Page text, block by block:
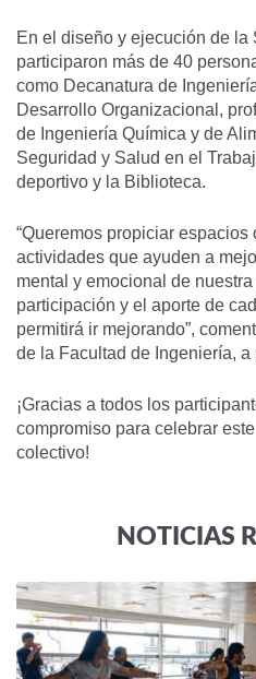
En el diseño y ejecución de la
participaron más de 40
como Decanatura de
Desarrollo Organizacional,
de Ingeniería Química y de
Seguridad y Salud en el
deportivo y la Biblioteca.
“Queremos propiciar espacios
actividades que ayuden a
mental y emocional de
participación y el aporte de
permitirá ir mejorando”,
de la Facultad de Ingeniería,
¡Gracias a todos los
compromiso para celebrar
colectivo!
NOTICIAS